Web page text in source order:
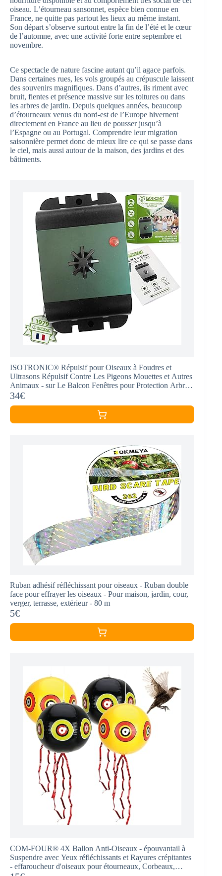
oiseau. L’étourneau sansonnet, espèce bien connue en
France, ne quitte pas partout les lieux au même instant.
Son départ s’observe surtout entre la fin de l’été et le cœur
de l’automne, avec une activité forte entre septembre et
novembre.
Ce spectacle de nature fascine autant qu’il agace parfois.
Dans certaines rues, les vols groupés au crépuscule laissent
des souvenirs magnifiques. Dans d’autres, ils riment avec
bruit, fientes et présence massive sur les toitures ou dans
les arbres de jardin. Depuis quelques années, beaucoup
d’étourneaux venus du nord-est de l’Europe hivernent
directement en France au lieu de pousser jusqu’à
l’Espagne ou au Portugal. Comprendre leur migration
saisonnière permet donc de mieux lire ce qui se passe dans
le ciel, mais aussi autour de la maison, des jardins et des
bâtiments.
ISOTRONIC® Répulsif pour Oiseaux à Foudres et
Ultrasons Répulsif Contre Les Pigeons Mouettes et Autres
Animaux - sur Le Balcon Fenêtres pour Protection Arbre
fruitier (1 piéce)
34€
Ruban adhésif réfléchissant pour oiseaux - Ruban double
face pour effrayer les oiseaux - Pour maison, jardin, cour,
verger, terrasse, extérieur - 80 m
5€
COM-FOUR® 4X Ballon Anti-Oiseaux - épouvantail à
Suspendre avec Yeux réfléchissants et Rayures crépitantes
- effaroucheur d'oiseaux pour étourneaux, Corbeaux,